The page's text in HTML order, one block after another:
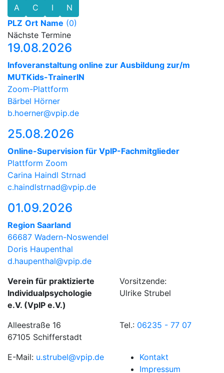
A
C I
N
PLZ Ort Name (0)
Nächste Termine
19.08.2026
Infoveranstaltung online zur Ausbildung zur/m
MUTKids-TrainerIN
Zoom-Plattform
Bärbel Hörner
b.hoerner@vpip.de
25.08.2026
Online-Supervision für VpIP-Fachmitglieder
Plattform Zoom
Carina Haindl Strnad
c.haindlstrnad@vpip.de
01.09.2026
Region Saarland
66687 Wadern-Noswendel
Doris Haupenthal
d.haupenthal@vpip.de
Verein für praktizierte
Individualpsychologie
e.V. (VpIP e.V.)
Vorsitzende:
Ulrike Strubel
Alleestraße 16
67105 Schifferstadt
Tel.: 06235 - 77 07
E-Mail: u.strubel@vpip.de
Kontakt
Impressum